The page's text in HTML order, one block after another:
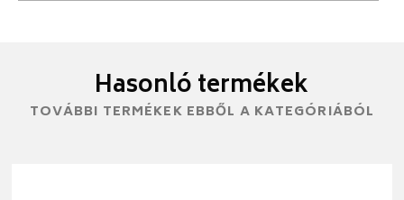
Hasonló termékek
TOVÁBBI TERMÉKEK EBBŐL A KATEGÓRIÁBÓL